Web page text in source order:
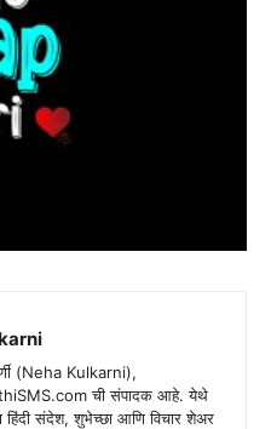
(Neha Kulkarni),
ची संपादक आहे. येथे
हिंदी संदेश, शुभेच्छा आणि विचार शेअर